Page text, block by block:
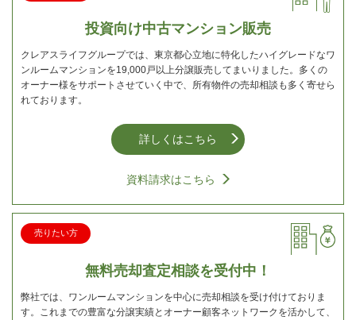
投資向け中古マンション販売
クレアスライフグループでは、東京都心立地に特化したハイグレードなワ
ンルームマンションを19,000戸以上分譲販売してまいりました。多くの
オーナー様をサポートさせていく中で、所有物件の売却相談も多く寄せら
れております。
詳しくはこちら
資料請求はこちら
売りたい方
無料売却査定相談を受付中！
弊社では、ワンルームマンションを中心に売却相談を受け付けておりま
す。これまでの豊富な分譲実績とオーナー顧客ネットワークを活かして、